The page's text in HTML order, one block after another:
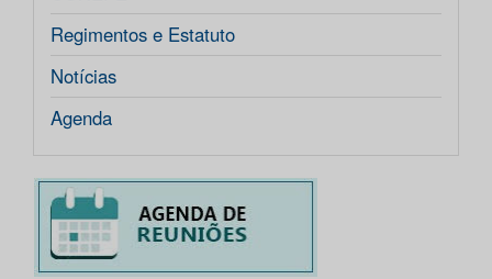
Regimentos e Estatuto
Notícias
Agenda